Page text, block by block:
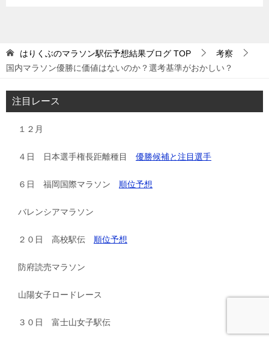
はりくぶのマラソン駅伝予想結果ブログ TOP
考察
国内マラソン優勝に価値はないのか？選考基準がおかしい？
注目レース
１２月
４日 日本選手権長距離種目 優勝候補と注目選手
６日 福岡国際マラソン 順位予想
バレンシアマラソン
２０日 高校駅伝 順位予想
防府読売マラソン
山陽女子ロードレース
３０日 富士山女子駅伝